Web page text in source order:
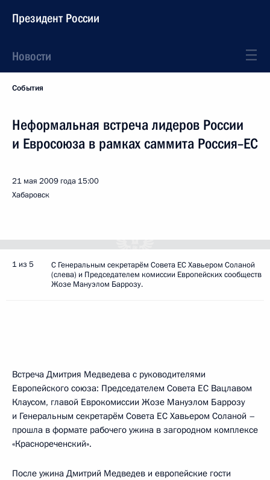
Президент России
Новости
События
Неформальная встреча лидеров России
и Евросоюза в рамках саммита Россия–ЕС
21 мая 2009 года 15:00
Хабаровск
1 из 5
С Генеральным секретарём Совета ЕС Хавьером Соланой
(слева) и Председателем комиссии Европейских сообществ
Жозе Мануэлом Баррозу.
Встреча Дмитрия Медведева с руководителями
Европейского союза: Председателем Совета ЕС Вацлавом
Клаусом, главой Еврокомиссии Жозе Мануэлом Баррозу
и Генеральным секретарём Совета ЕС Хавьером Соланой –
прошла в формате рабочего ужина в загородном комплексе
«Краснореченский».
После ужина Дмитрий Медведев и европейские гости